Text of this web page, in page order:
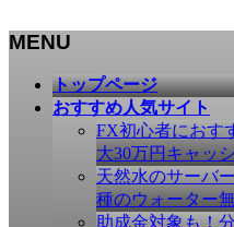
MENU
トップページ
おすすめ人気サイト
FX初心者におす
大30万円キャッ
天然水のサーバ
種のウォーター
助成金対象も！